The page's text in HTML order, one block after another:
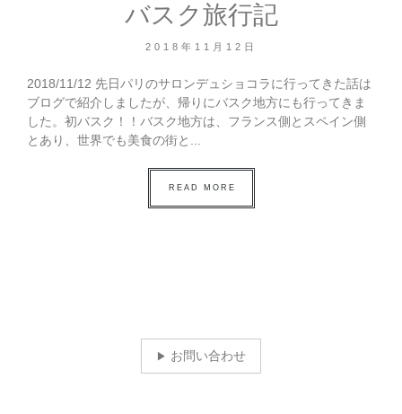
バスク旅行記
2018年11月12日
2018/11/12 先日パリのサロンデュショコラに行ってきた話は
ブログで紹介しましたが、帰りにバスク地方にも行ってきま
した。初バスク！！バスク地方は、フランス側とスペイン側
とあり、世界でも美食の街と...
READ MORE
お問い合わせ